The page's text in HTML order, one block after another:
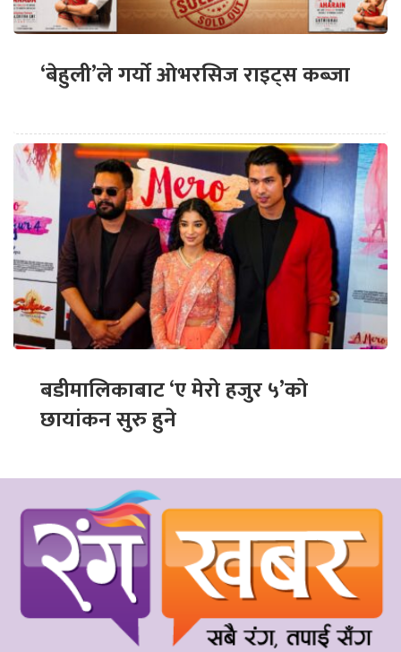
‘बेहुली’ले गर्यो ओभरसिज राइट्स कब्जा
बडीमालिकाबाट ‘ए मेरो हजुर ५’को
छायांकन सुरु हुने